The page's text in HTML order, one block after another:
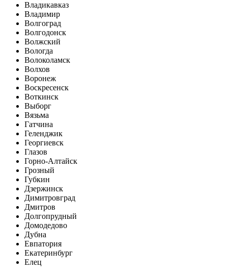
Владикавказ
Владимир
Волгоград
Волгодонск
Волжский
Вологда
Волоколамск
Волхов
Воронеж
Воскресенск
Воткинск
Выборг
Вязьма
Гатчина
Геленджик
Георгиевск
Глазов
Горно-Алтайск
Грозный
Губкин
Дзержинск
Димитровград
Дмитров
Долгопрудный
Домодедово
Дубна
Евпатория
Екатеринбург
Елец